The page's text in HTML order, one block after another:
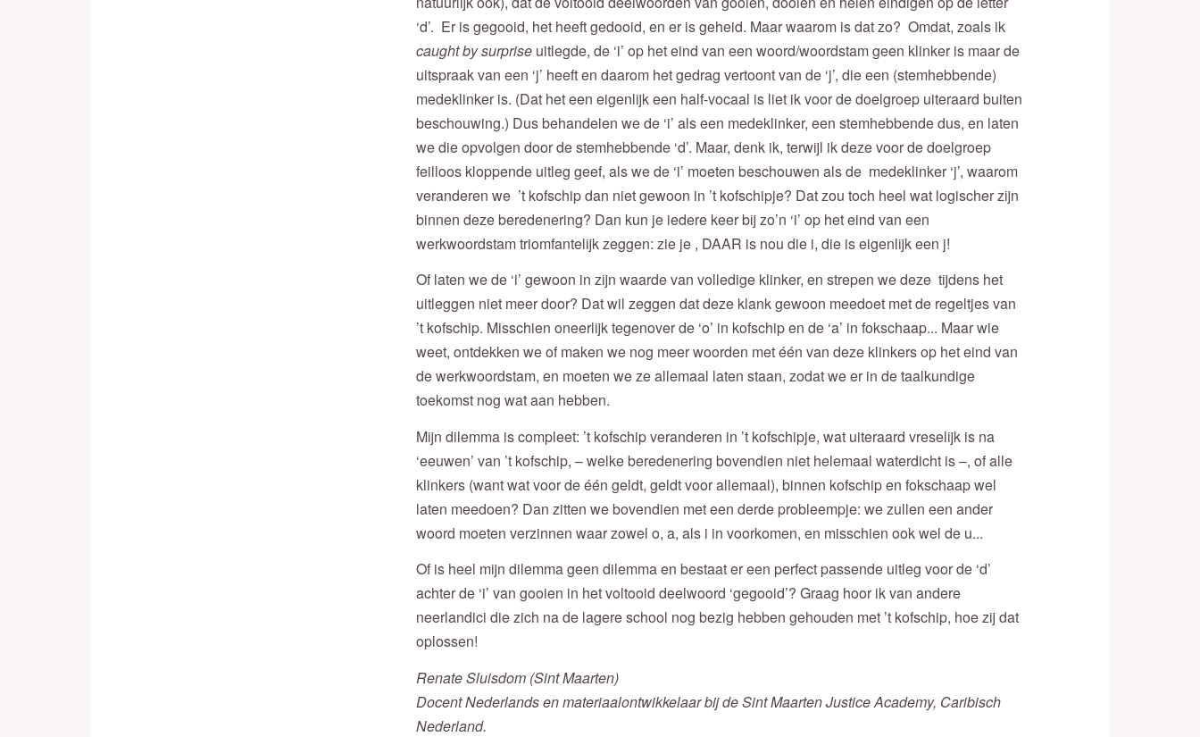
‘d’. Er is gegooid, het heeft gedooid, en er is geheid. Maar waarom is dat zo? Omdat, zoals ik
caught by surprise uitlegde, de ‘i’ op het eind van een woord/woordstam geen klinker is maar de
uitspraak van een ‘j’ heeft en daarom het gedrag vertoont van de ‘j’, die een (stemhebbende)
medeklinker is. (Dat het een eigenlijk een half-vocaal is liet ik voor de doelgroep uiteraard buiten
beschouwing.) Dus behandelen we de ‘i’ als een medeklinker, een stemhebbende dus, en laten
we die opvolgen door de stemhebbende ‘d’. Maar, denk ik, terwijl ik deze voor de doelgroep
feilloos kloppende uitleg geef, als we de ‘i’ moeten beschouwen als de medeklinker ‘j’, waarom
veranderen we ’t kofschip dan niet gewoon in ’t kofschipje? Dat zou toch heel wat logischer zijn
binnen deze beredenering? Dan kun je iedere keer bij zo’n ‘i’ op het eind van een
werkwoordstam triomfantelijk zeggen: zie je , DAAR is nou die i, die is eigenlijk een j!
Of laten we de ‘i’ gewoon in zijn waarde van volledige klinker, en strepen we deze tijdens het
uitleggen niet meer door? Dat wil zeggen dat deze klank gewoon meedoet met de regeltjes van
’t kofschip. Misschien oneerlijk tegenover de ‘o’ in kofschip en de ‘a’ in fokschaap... Maar wie
weet, ontdekken we of maken we nog meer woorden met één van deze klinkers op het eind van
de werkwoordstam, en moeten we ze allemaal laten staan, zodat we er in de taalkundige
toekomst nog wat aan hebben.
Mijn dilemma is compleet: ’t kofschip veranderen in ’t kofschipje, wat uiteraard vreselijk is na
‘eeuwen’ van ’t kofschip, – welke beredenering bovendien niet helemaal waterdicht is –, of alle
klinkers (want wat voor de één geldt, geldt voor allemaal), binnen kofschip en fokschaap wel
laten meedoen? Dan zitten we bovendien met een derde probleempje: we zullen een ander
woord moeten verzinnen waar zowel o, a, als i in voorkomen, en misschien ook wel de u...
Of is heel mijn dilemma geen dilemma en bestaat er een perfect passende uitleg voor de ‘d’
achter de ‘i’ van gooien in het voltooid deelwoord ‘gegooid’? Graag hoor ik van andere
neerlandici die zich na de lagere school nog bezig hebben gehouden met ’t kofschip, hoe zij dat
oplossen!
Renate Sluisdom (Sint Maarten)
Docent Nederlands en materiaalontwikkelaar bij de Sint Maarten Justice Academy, Caribisch
Nederland.